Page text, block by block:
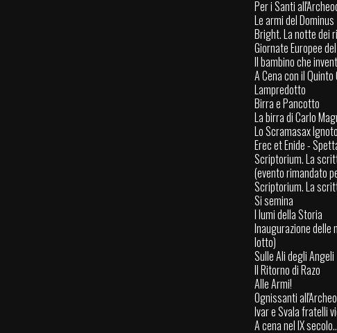
Per i Santi
Le armi del Dominus
Bright. La notte dei
Giornate Europee
Il bambino che
A Cena con il
Lampredotto
Birra e Pancotto
La birra di Carlo
Lo Scramasax Ignoto
Erec et Enide -
Scriptorium. La
(evento rimandato
Scriptorium. La
Si semina
I lumi della Storia
Inaugurazione delle
lotto)
Sulle Ali degli Angeli
Il Ritorno di Razo
Alle Armi!
Ognissanti
Ivar e Svala fratelli
A cena nel IX